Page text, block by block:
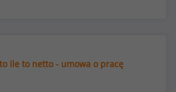
ile to netto - umowa o pracę